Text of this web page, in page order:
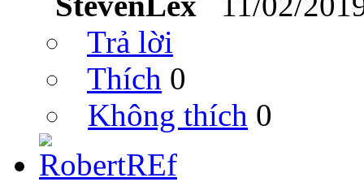
Trả lời
Thích 0
Không thích 0